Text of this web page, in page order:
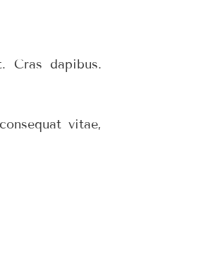
Cras dapibus.
vitae,